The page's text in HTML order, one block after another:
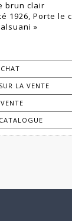
brun clair
1926, Porte le
»
LA VENTE